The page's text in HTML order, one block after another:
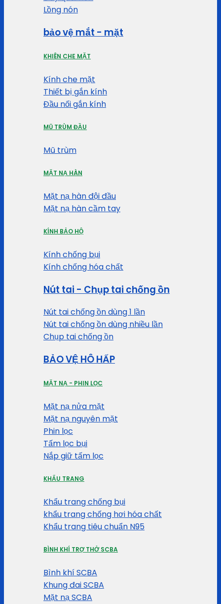
Lồng nón
bảo vệ mắt - mặt
KHIÊN CHE MẶT
Kính che mặt
Thiết bị gắn kính
Đầu nối gắn kính
MŨ TRÙM ĐẦU
Mũ trùm
MẶT NẠ HÀN
Mặt nạ hàn đội đầu
Mặt nạ hàn cầm tay
KÍNH BẢO HỘ
Kính chống bụi
Kính chống hóa chất
Nút tai - Chụp tai chống ồn
Nút tai chống ồn dùng 1 lần
Nút tai chống ồn dùng nhiều lần
Chụp tai chống ồn
BẢO VỆ HÔ HẤP
MẶT NẠ - PHIN LỌC
Mặt nạ nửa mặt
Mặt nạ nguyên mặt
Phin lọc
Tấm lọc bụi
Nắp giữ tấm lọc
KHẨU TRANG
Khẩu trang chống bụi
khẩu trang chống hơi hóa chất
Khẩu trang tiêu chuẩn N95
BÌNH KHÍ TRỢ THỞ SCBA
Bình khí SCBA
Khung đai SCBA
Mặt nạ SCBA